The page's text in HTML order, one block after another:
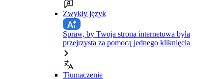
Zwykły język
Spraw, by Twoja strona internetowa była
przejrzysta za pomocą jednego kliknięcia
Tłumaczenie